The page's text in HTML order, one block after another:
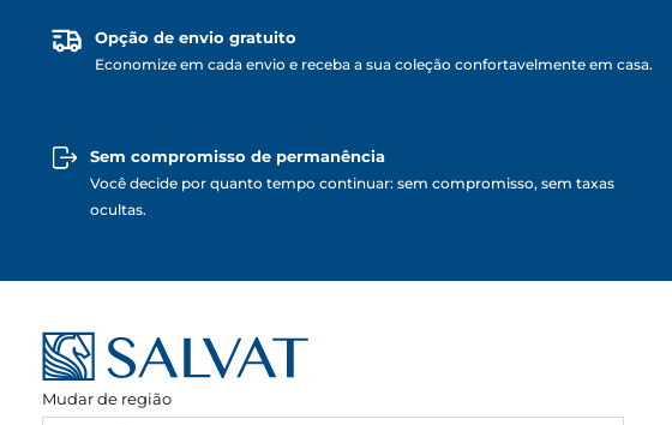
Opção de envio gratuito
Economize em cada envio e receba a sua coleção confortavelmente em casa.
Sem compromisso de permanência
Você decide por quanto tempo continuar: sem compromisso, sem taxas
ocultas.
Mudar de região